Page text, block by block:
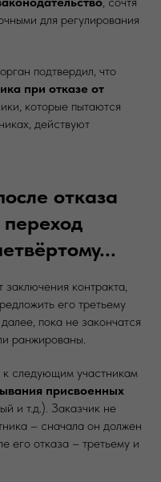
для регулирования
подтвердил, что
при отказе от
которые пытаются
действуют
отказа
переход
заключения контракта,
его третьему
пока не закончатся
ранжированы.
к следующим участникам
присвоенных
и т.д.). Заказчик не
– сначала он должен
его отказа – третьему и